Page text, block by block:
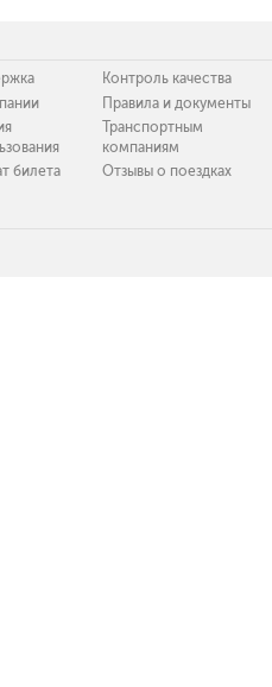
билета
Контроль качества
Правила и документы
Транспортным
компаниям
Отзывы о поездках